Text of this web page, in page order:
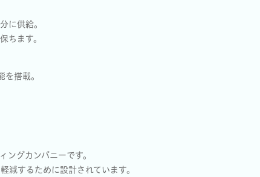
に供給。
ちます。
搭載。
グカンパニーです。
減するために設計されています。